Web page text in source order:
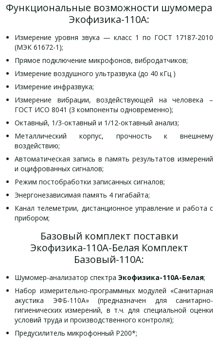
Функциональные возможности шумомера
Экофизика-110А:
Измерение уровня звука — класс 1 по ГОСТ 17187-2010
(МЭК 61672-1);
Прямое подключение микрофонов, вибродатчиков;
Измерение воздушного ультразвука (до 40 кГц )
Измерение инфразвука;
Измерение вибрации, воздействующей на человека –
ГОСТ ИСО 8041 (3 компоненты одновременно);
Октавный, 1/3-октавный и 1/12-октавный анализ;
Металлический корпус, прочность к внешнему
воздействию;
Автоматическая запись в память результатов измерений
и оцифрованных сигналов;
Режим постобработки записанных сигналов;
Энергонезависимая память 4 гигабайта;
Канал телеметрии, дистанционное управление и работа с
прибором;
Базовый комплект поставки
Экофизика-110А-Белая Комплект
Базовый-110А:
Шумомер-анализатор спектра Экофизика-110А-Белая;
Набор измерительно-программных модулей «Санитарная
акустика ЭФБ-110А» (предназначен для санитарно-
гигиенических измерений, в т.ч. для специальной оценки
условий труда и производственного контроля);
Предусилитель микрофонный Р200*;